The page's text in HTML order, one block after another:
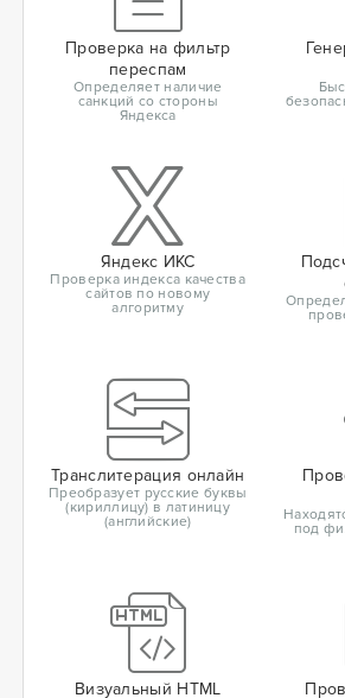
Проверка на фильтр
переспам
Определяет наличие
санкций со стороны
Яндекса
Яндекс ИКС
Проверка индекса качества
сайтов по новому
алгоритму
Транслитерация онлайн
Преобразует русские буквы
(кириллицу) в латиницу
(английские)
под
Визуальный HTML